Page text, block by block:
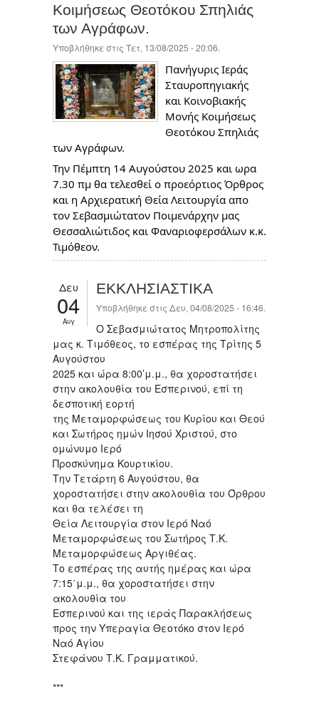
Κοιμήσεως Θεοτόκου Σπηλιάς
των Αγράφων.
Υποβλήθηκε στις Τετ, 13/08/2025 - 20:06.
Πανήγυρις Ιεράς
Σταυροπηγιακής
και Κοινοβιακής
Μονής Κοιμήσεως
Θεοτόκου Σπηλιάς
των Αγράφων.
Την Πέμπτη 14 Αυγούστου 2025 και ωρα
7.30 πμ θα τελεσθεί ο προεόρτιος Όρθρος
και η Αρχιερατική Θεία Λειτουργία απο
τον Σεβασμιώτατον Ποιμενάρχην μας
Θεσσαλιώτιδος και Φαναριοφερσάλων κ.κ.
Τιμόθεον.
Δευ
04
Αυγ
ΕΚΚΛΗΣΙΑΣΤΙΚΑ
Υποβλήθηκε στις Δευ, 04/08/2025 - 16:46.
Ο Σεβασμιώτατος Μητροπολίτης
μας κ. Τιμόθεος, το εσπέρας της Τρίτης 5
Αυγούστου
2025 και ώρα 8:00’μ.μ., θα χοροστατήσει
στην ακολουθία του Εσπερινού, επί τη
δεσποτική εορτή
της Μεταμορφώσεως του Κυρίου και Θεού
και Σωτήρος ημών Ιησού Χριστού, στο
ομώνυμο Ιερό
Προσκύνημα Κουρτικίου.
Την Τετάρτη 6 Αυγούστου, θα
χοροστατήσει στην ακολουθία του Όρθρου
και θα τελέσει τη
Θεία Λειτουργία στον Ιερό Ναό
Μεταμορφώσεως του Σωτήρος Τ.Κ.
Μεταμορφώσεως Αργιθέας.
Το εσπέρας της αυτής ημέρας και ώρα
7:15΄μ.μ., θα χοροστατήσει στην
ακολουθία του
Εσπερινού και της ιεράς Παρακλήσεως
προς την Υπεραγία Θεοτόκο στον Ιερό
Ναό Αγίου
Στεφάνου Τ.Κ. Γραμματικού.
***